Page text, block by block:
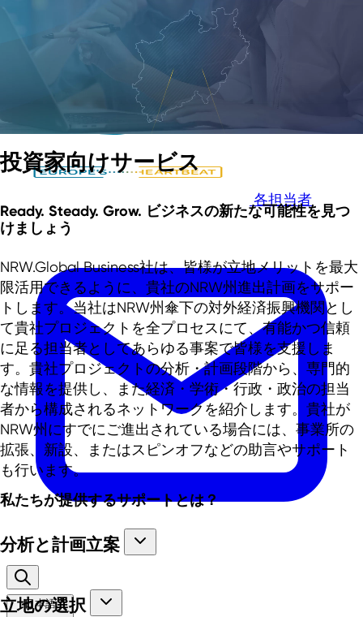
メインコンテンツへスキップ フッターへスキップ
各担当者
日本語
投資家向けサービス
Ready. Steady. Grow. ビジネスの新たな可能性を見つ
けましょう
NRW.Global Business社は、皆様が立地メリットを最大
限活用できるように、貴社のNRW州進出計画をサポー
トします。当社はNRW州傘下の対外経済振興機関とし
て貴社プロジェクトを全プロセスにて、有能かつ信頼
に足る担当者としてあらゆる事案で皆様を支援しま
す。貴社プロジェクトの分析・計画段階から、専門的
な情報を提供し、また経済・学術・行政・政治の担当
者から構成されるネットワークを紹介します。貴社が
NRW州にすでにご進出されている場合には、事業所の
拡張、新設、またはスピンオフなどの助言やサポート
も行います。
私たちが提供するサポートとは？
分析と計画立案
立地の選択